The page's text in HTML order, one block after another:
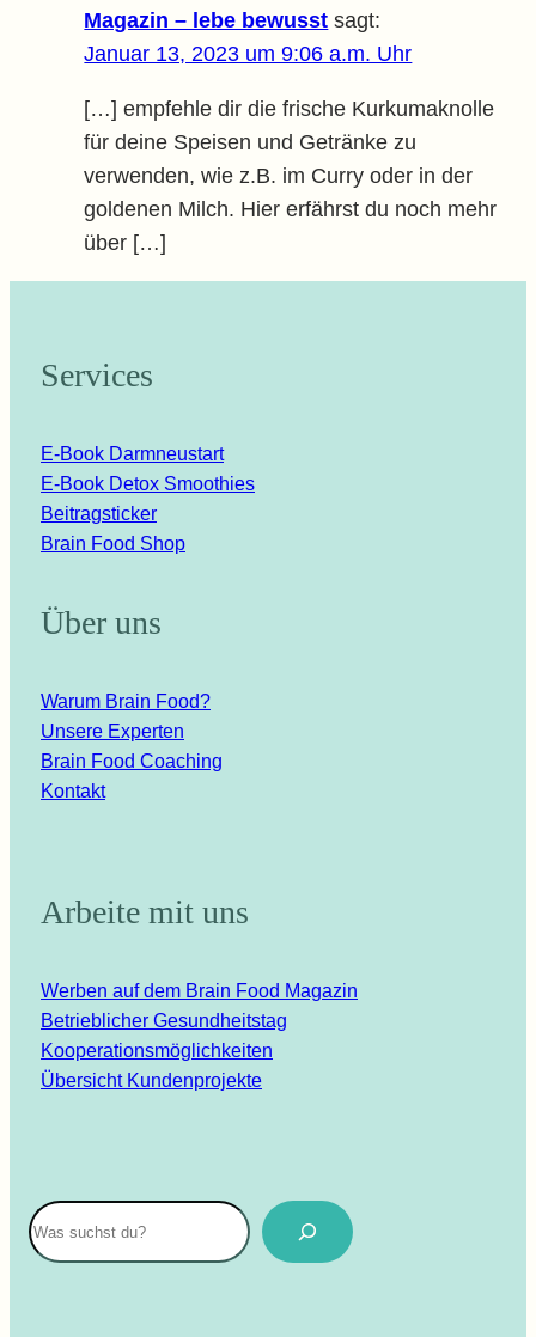
Magazin – lebe bewusst sagt:
Januar 13, 2023 um 9:06 a.m. Uhr
[…] empfehle dir die frische Kurkumaknolle
für deine Speisen und Getränke zu
verwenden, wie z.B. im Curry oder in der
goldenen Milch. Hier erfährst du noch mehr
über […]
Services
E-Book Darmneustart
E-Book Detox Smoothies
Beitragsticker
Brain Food Shop
Über uns
Warum Brain Food?
Unsere Experten
Brain Food Coaching
Kontakt
Arbeite mit uns
Werben auf dem Brain Food Magazin
Betrieblicher Gesundheitstag
Kooperationsmöglichkeiten
Übersicht Kundenprojekte
Suchen